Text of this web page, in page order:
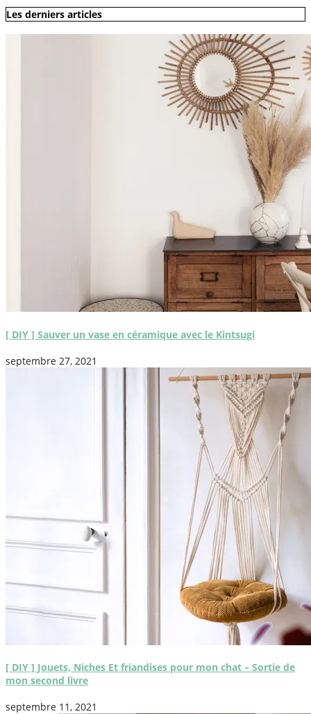
Les derniers articles
[ DIY ] Sauver un vase en céramique avec le Kintsugi
septembre 27, 2021
[ DIY ] Jouets, Niches Et friandises pour mon chat – Sortie de
mon second livre
septembre 11, 2021